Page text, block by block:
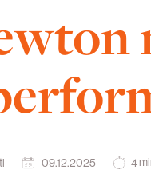
09.12.2025 4